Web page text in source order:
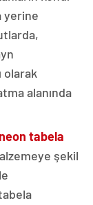
yerine
olarak
alanında
neon tabela
şekil